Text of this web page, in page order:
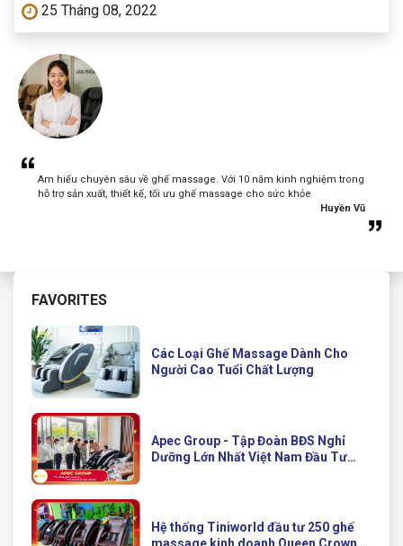
25 Tháng 08, 2022
Am hiểu chuyên sâu về ghế massage. Với 10 năm kinh nghiệm trong
hỗ trợ sản xuất, thiết kế, tối ưu ghế massage cho sức khỏe
Huyền Vũ
FAVORITES
Các Loại Ghế Massage Dành Cho
Người Cao Tuổi Chất Lượng
Apec Group - Tập Đoàn BĐS Nghỉ
Dưỡng Lớn Nhất Việt Nam Đầu Tư
Hệ thống Tiniworld đầu tư 250 ghế